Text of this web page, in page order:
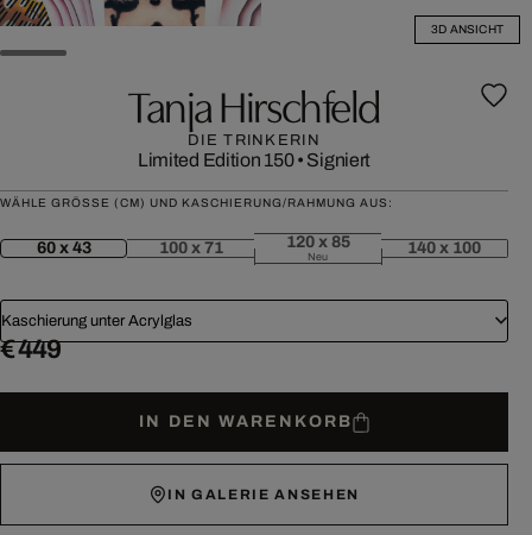
3D ANSICHT
Tanja Hirschfeld
DIE TRINKERIN
Limited Edition 150• Signiert
WÄHLE GRÖSSE (CM) UND KASCHIERUNG/RAHMUNG AUS:
60 x 43 100 x 71 120 x 85
Neu 140 x 100
Kaschierung unter Acrylglas
€ 449
IN DEN WARENKORB
IN GALERIE ANSEHEN